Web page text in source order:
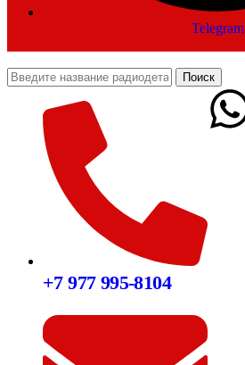
Telegram
Поиск
+7 977 995-8104